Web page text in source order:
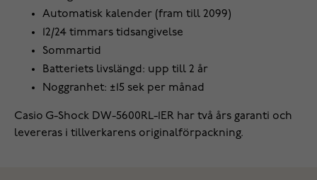
Automatisk kalender (fram till 2099)
12/24 timmars tidsangivelse
Sommartid
Batteriets livslängd: upp till 2 år
Noggranhet: ±15 sek per månad
Casio G-Shock DW-5600RL-1ER har två års garanti och
levereras i tillverkarens originalförpackning.